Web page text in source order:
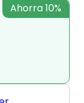
Ahorra 10%